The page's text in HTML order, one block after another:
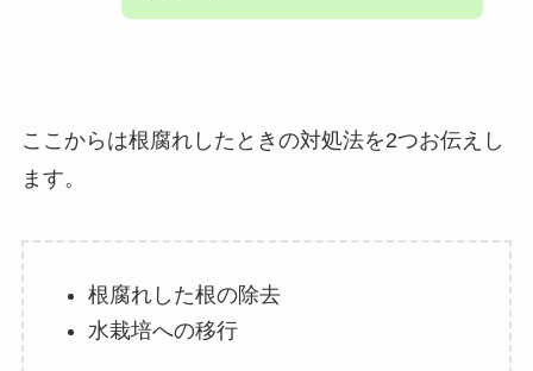
ここからは根腐れしたときの対処法を2つお伝えし
ます。
根腐れした根の除去
水栽培への移行